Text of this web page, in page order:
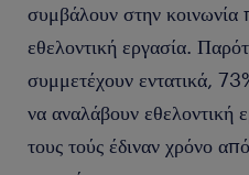
συμβάλουν στην κοινωνία
εθελοντική εργασία.
συμμετέχουν εντατικά,
να αναλάβουν εθελοντική
τους τούς έδιναν χρόνο